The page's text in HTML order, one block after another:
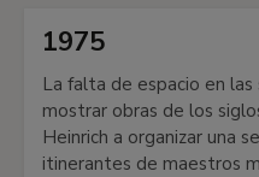
1975
La falta de espacio en
mostrar obras de los
Heinrich a organizar una
itinerantes de maestros